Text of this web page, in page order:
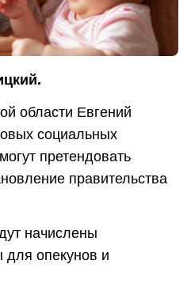
области Евгений
социальных
претендовать
правительства
начислены
опекунов и